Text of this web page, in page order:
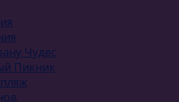
Чудес
Пикник